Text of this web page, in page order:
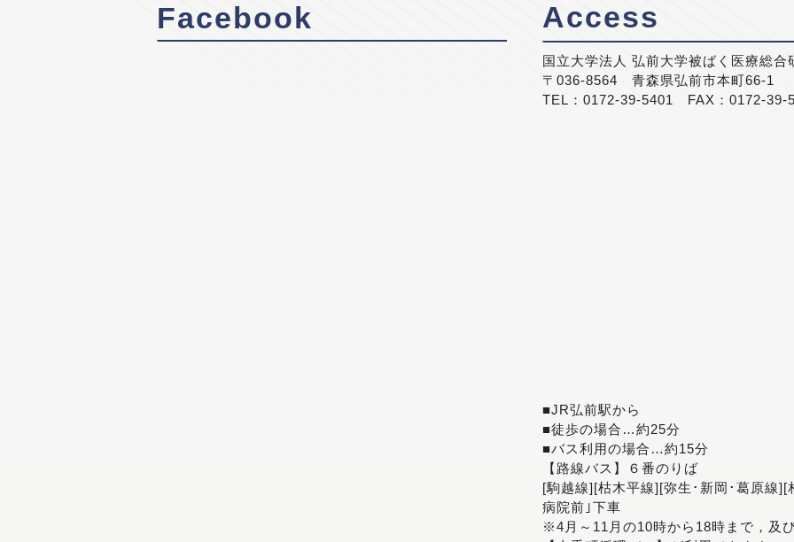
Facebook Access
国立大学法人 弘前大学被ばく医療総合
〒036-8564 青森県弘前市本町66-1
TEL：0172-39-5401 FAX：0172-39-
■JR弘前駅から
■徒歩の場合…約25分
■バス利用の場合…約15分
【路線バス】６番のりば
[駒越線][枯木平線][弥生･新岡･葛原線
病院前｣下車
※4月～11月の10時から18時まで，及